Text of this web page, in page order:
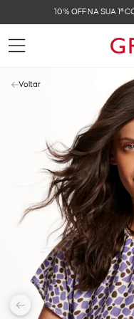
GRGLOVERS
Voltar